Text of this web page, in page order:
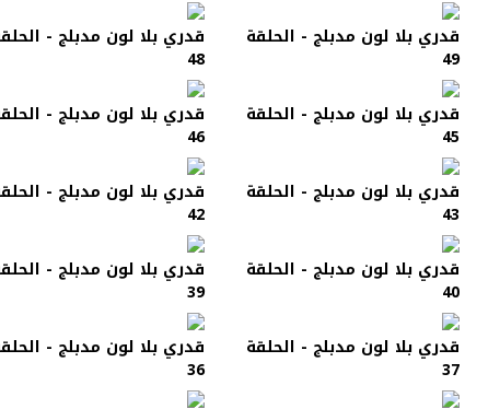
قدري بلا لون مدبلج - الحلقة
49
قدري بلا لون مدبلج -
48
قدري بلا لون مدبلج - الحلقة
45
قدري بلا لون مدبلج -
46
قدري بلا لون مدبلج - الحلقة
43
قدري بلا لون مدبلج -
42
قدري بلا لون مدبلج - الحلقة
40
قدري بلا لون مدبلج -
39
قدري بلا لون مدبلج - الحلقة
37
قدري بلا لون مدبلج -
36